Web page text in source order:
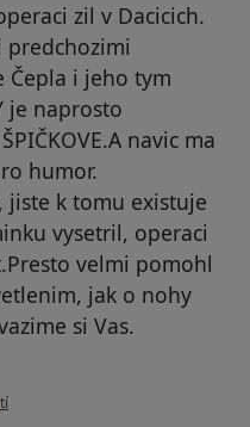
zil v Dacicich.
predchozimi
Čepla i jeho tym
je naprosto
navic ma
humor.
k tomu existuje
vysetril, operaci
velmi pomohl
jak o nohy
si Vas.
Váš účet byl odstraněn